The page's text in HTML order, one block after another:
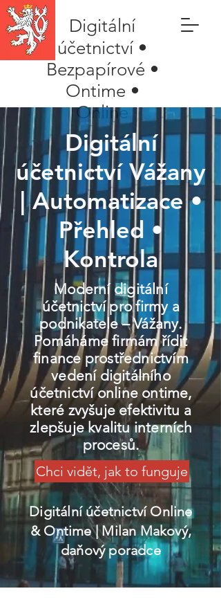
Digitální
účetnictví •
Bezpapírové •
Ontime •
Online
Digitální
účetnictví Vážany
| Automatizace •
Přehled •
Kontrola
Moderní digitální
účetnictví pro firmy a
podnikatele – Vážany.
Pomáháme firmám řídit
finance prostřednictvím
vedení digitálního
účetnictví online ontime,
které zvyšuje efektivitu a
zlepšuje kvalitu interních
procesů.
Chci vidět, jak to funguje
Digitální účetnictví Online
& Ontime| Milan Makový,
daňový poradce